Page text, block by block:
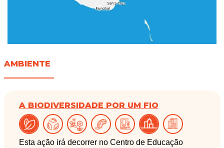
AMBIENTE
A BIODIVERSIDADE POR UM FIO
Esta ação irá decorrer no Centro de Educação